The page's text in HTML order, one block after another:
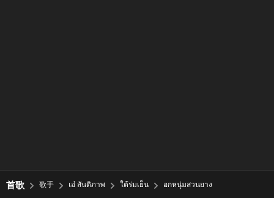
首歌 歌手 เอ๋ สันติภาพ ใต้ร่มเย็น อกหนุ่มสวนยาง